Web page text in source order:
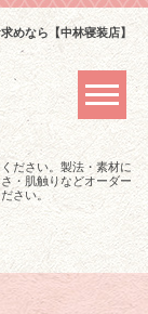
めなら【中林寝装店】
ださい。製法・素材に
・肌触りなどオーダー
さい。